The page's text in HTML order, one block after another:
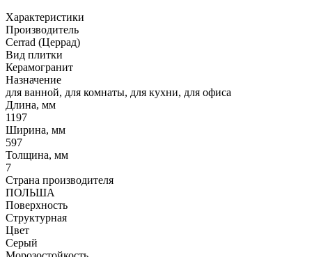
Характеристики
Производитель
Cerrad (Церрад)
Вид плитки
Керамогранит
Назначение
для ванной, для комнаты, для кухни, для офиса
Длина, мм
1197
Ширина, мм
597
Толщина, мм
7
Страна производителя
ПОЛЬША
Поверхность
Структурная
Цвет
Серый